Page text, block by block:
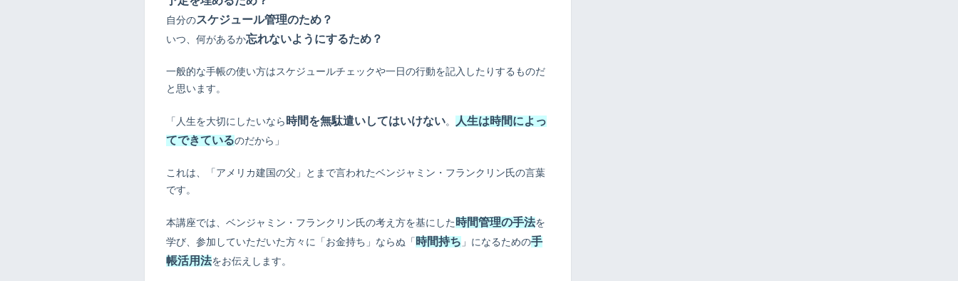
自分のスケジュール管理のため？
いつ、何があるか忘れないようにするため？
一般的な手帳の使い方はスケジュールチェックや一日の行動を記入したりするものだ
と思います。
「人生を大切にしたいなら 時間を無駄遣いしてはいけない。 人生は時間によっ
てできているのだから」
これは、「アメリカ建国の父」とまで言われたベンジャミン・フランクリン氏の言葉
です。
本講座では、ベンジャミン・フランクリン氏の考え方を基にした 時間管理の手法を
学び、参加していただいた方々に「お金持ち」ならぬ「 時間持ち 」になるための手
帳活用法をお伝えします。